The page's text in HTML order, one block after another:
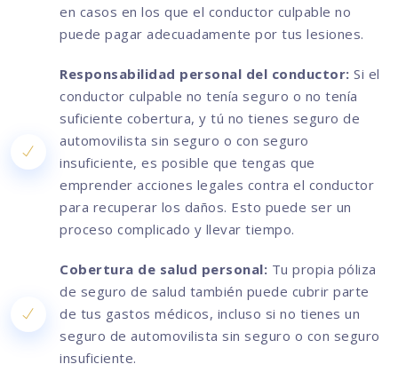
en casos en los que el conductor culpable no
puede pagar adecuadamente por tus lesiones.
Responsabilidad personal del conductor: Si el
conductor culpable no tenía seguro o no tenía
suficiente cobertura, y tú no tienes seguro de
automovilista sin seguro o con seguro
insuficiente, es posible que tengas que
emprender acciones legales contra el conductor
para recuperar los daños. Esto puede ser un
proceso complicado y llevar tiempo.
Cobertura de salud personal: Tu propia póliza
de seguro de salud también puede cubrir parte
de tus gastos médicos, incluso si no tienes un
seguro de automovilista sin seguro o con seguro
insuficiente.